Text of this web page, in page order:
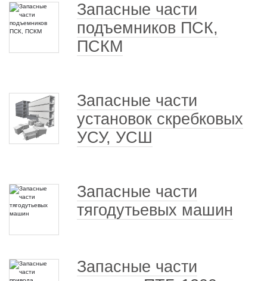
Запасные части
подъемников ПСК,
ПСКМ
Запасные части
установок скребковых
УСУ, УСШ
Запасные части
тягодутьевых машин
Запасные части